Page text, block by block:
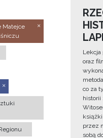
Matejce
Lekcja
oraz
co za
przez
sobą